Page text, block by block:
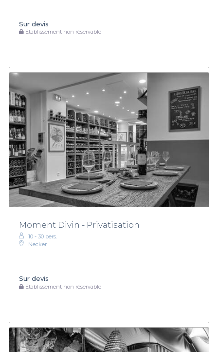
Sur devis
Établissement non réservable
Moment Divin - Privatisation
10 - 30 pers.
Necker
Sur devis
Établissement non réservable